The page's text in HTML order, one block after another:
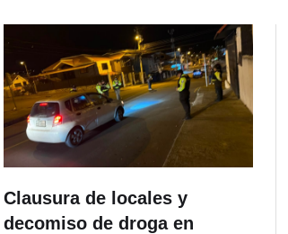
Clausura de locales y
decomiso de droga en